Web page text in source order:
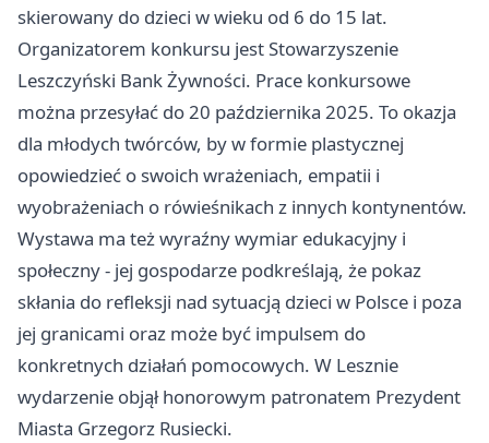
skierowany do dzieci w wieku od 6 do 15 lat.
Organizatorem konkursu jest Stowarzyszenie
Leszczyński Bank Żywności. Prace konkursowe
można przesyłać do 20 października 2025. To okazja
dla młodych twórców, by w formie plastycznej
opowiedzieć o swoich wrażeniach, empatii i
wyobrażeniach o rówieśnikach z innych kontynentów.
Wystawa ma też wyraźny wymiar edukacyjny i
społeczny - jej gospodarze podkreślają, że pokaz
skłania do refleksji nad sytuacją dzieci w Polsce i poza
jej granicami oraz może być impulsem do
konkretnych działań pomocowych. W Lesznie
wydarzenie objął honorowym patronatem Prezydent
Miasta Grzegorz Rusiecki.